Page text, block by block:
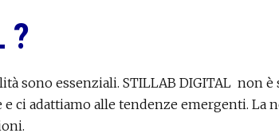
?
sono essenziali. STILLAB DIGITAL non
ci adattiamo alle tendenze emergenti. La